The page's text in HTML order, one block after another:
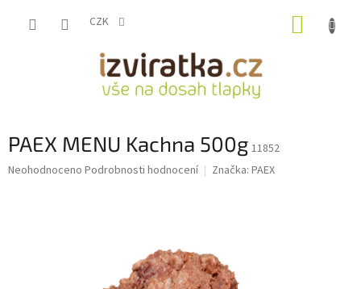
CZK
PAEX MENU Kachna 500g 11852
Průměrné
Neohodnoceno Podrobnosti hodnocení Značka: PAEX